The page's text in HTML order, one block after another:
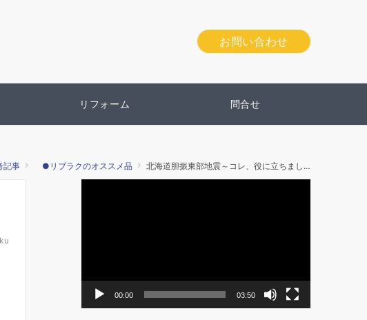
お問い合わせ
リフォーム 問合せ
記事 ●リブラクのオススメ品 北海道胆振東部地震～コレ、役に立ちました①LEDネックライト
00:00 03:50